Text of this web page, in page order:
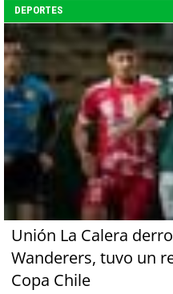
DEPORTES
Unión La Calera
Wanderers, tuvo un
Copa Chile